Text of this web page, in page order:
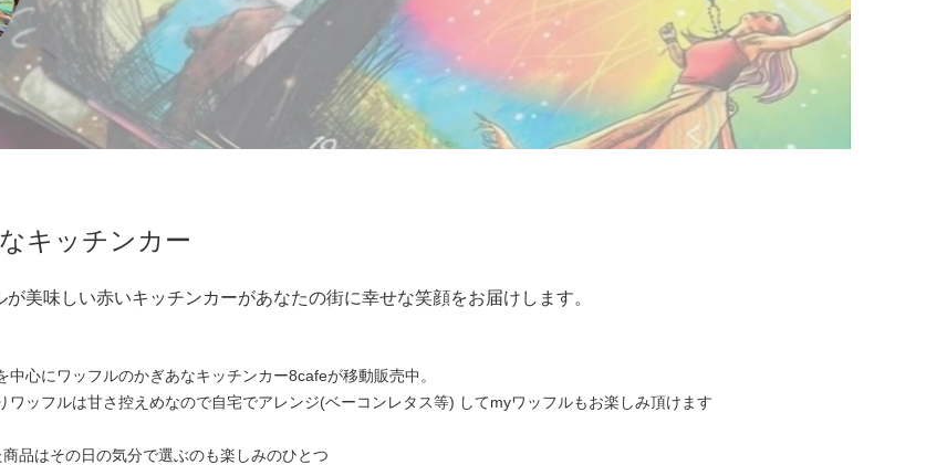
キッチンカー
美味しい赤いキッチンカーがあなたの街に幸せな笑顔をお届けします。
心にワッフルのかぎあなキッチンカー8cafeが移動販売中。
ワッフルは甘さ控えめなので自宅でアレンジ(ベーコンレタス等) してmyワッフルもお楽しみ頂けます
品はその日の気分で選ぶのも楽しみのひとつ